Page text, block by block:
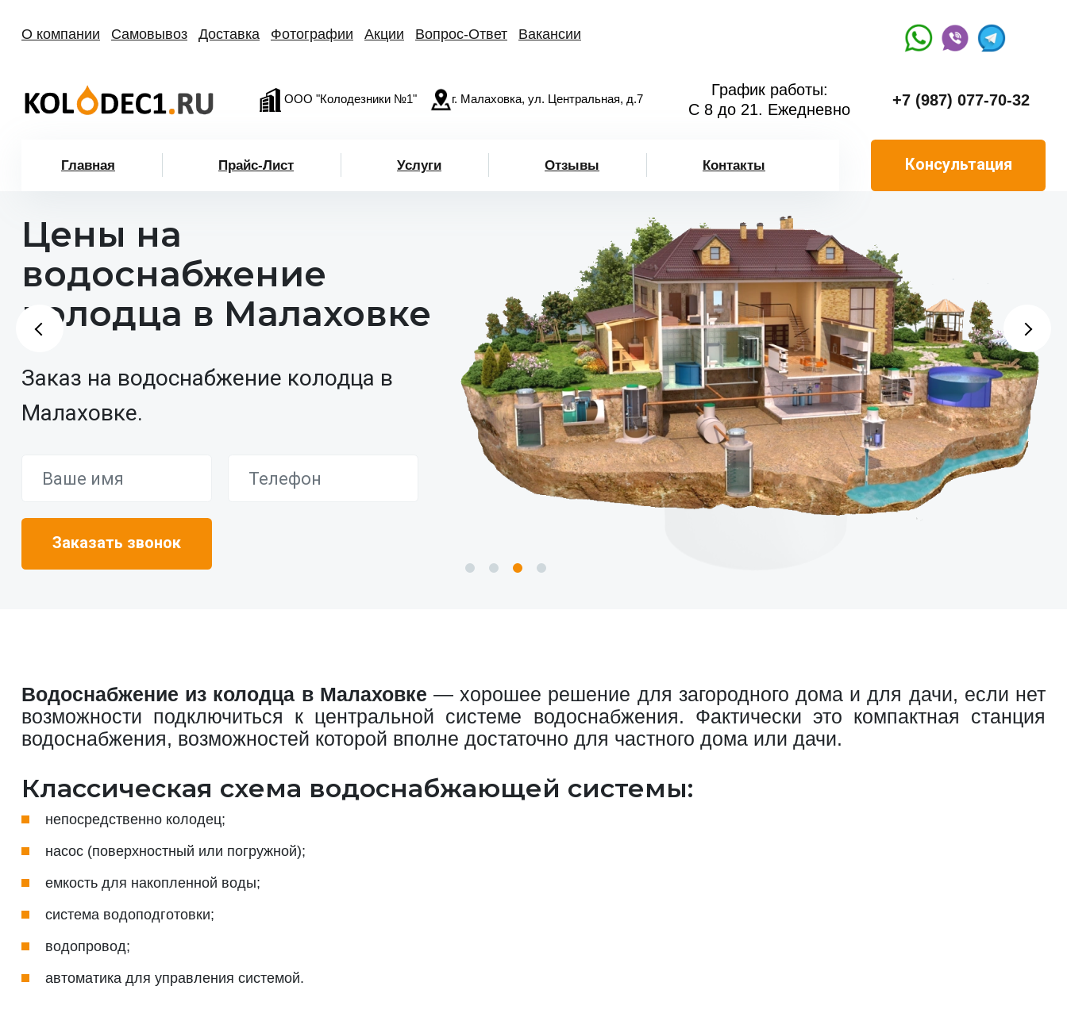
О компании Самовывоз Доставка Фотографии Акции Вопрос-Ответ Вакансии
ООО "Колодезники №1" г. Малаховка, ул. Центральная, д.7
График работы:
С 8 до 21. Ежедневно
+7 (987) 077-70-32
Главная Прайс-Лист Услуги Отзывы Контакты Консультация
Цены на
водоснабжение
колодца в Малаховке
Заказ на водоснабжение колодца в
Малаховке.
Водоснабжение из колодца в Малаховке — хорошее решение для загородного дома и для дачи, если нет
возможности подключиться к центральной системе водоснабжения. Фактически это компактная станция
водоснабжения, возможностей которой вполне достаточно для частного дома или дачи.
Классическая схема водоснабжающей системы:
непосредственно колодец;
насос (поверхностный или погружной);
емкость для накопленной воды;
система водоподготовки;
водопровод;
автоматика для управления системой.